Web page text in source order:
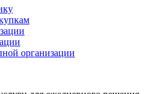
организации